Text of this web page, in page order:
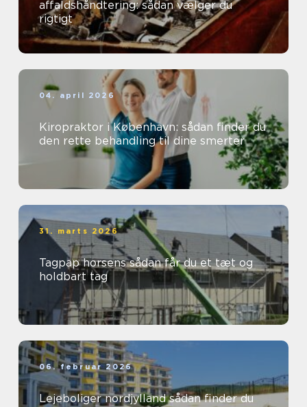
affaldshåndtering: sådan vælger du
rigtigt
04. april 2026
Kiropraktor i København: sådan finder du
den rette behandling til dine smerter
31. marts 2026
Tagpap horsens sådan får du et tæt og
holdbart tag
06. februar 2026
Lejeboliger nordjylland sådan finder du